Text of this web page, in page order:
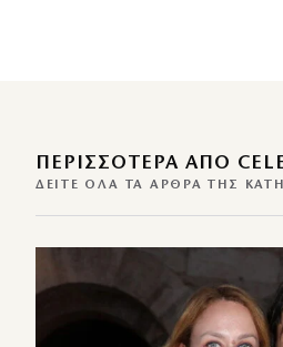
ΠΕΡΙΣΣΌΤΕΡΑ ΑΠΌ
ΔΕΊΤΕ ΌΛΑ ΤΑ ΆΡΘΡΑ ΤΗΣ